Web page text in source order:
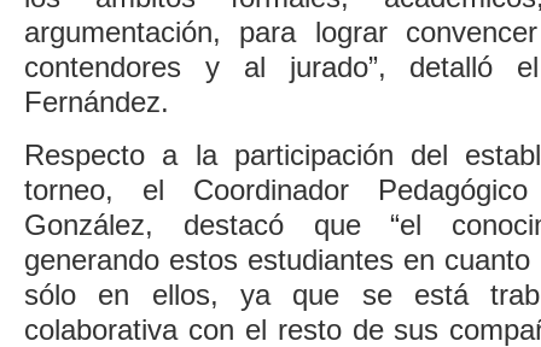
argumentación, para lograr
contendores y al jurado”, detalló
Fernández.
Respecto a la participación del
torneo, el Coordinador
González, destacó que “el
generando estos estudiantes en
sólo en ellos, ya que se está
colaborativa con el resto de sus